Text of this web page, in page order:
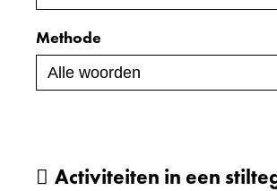
de
index
Methode
Activiteiten in een